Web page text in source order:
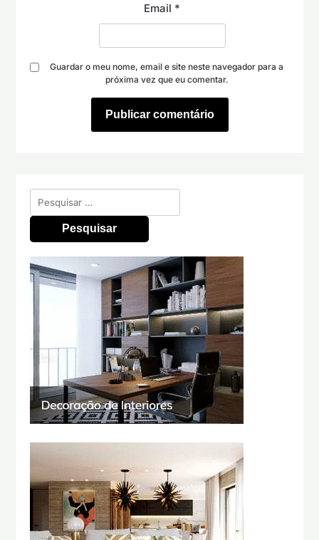
Email *
Guardar o meu nome, email e site neste navegador para a
próxima vez que eu comentar.
Pesquisar
por: